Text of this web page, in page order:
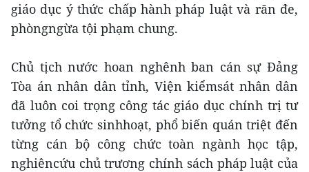
giáo dục ý thức chấp hành pháp luật và răn đe,
phòngngừa tội phạm chung.
Chủ tịch nước hoan nghênh ban cán sự Đảng
Tòa án nhân dân tỉnh, Viện kiểmsát nhân dân
đã luôn coi trọng công tác giáo dục chính trị tư
tưởng tổ chức sinhhoạt, phổ biến quán triệt đến
từng cán bộ công chức toàn ngành học tập,
nghiêncứu chủ trương chính sách pháp luật của